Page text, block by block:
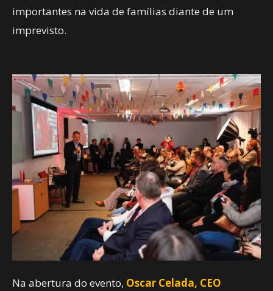
importantes na vida de famílias diante de um
imprevisto.
Na abertura do evento, Oscar Celada, CEO